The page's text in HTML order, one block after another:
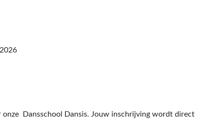
Dansschool Dansis. Jouw inschrijving wordt direct